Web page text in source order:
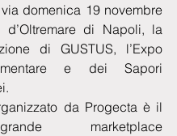
domenica 19 novembre
d’Oltremare di Napoli, la
di GUSTUS, l’Expo
e dei Sapori
da Progecta è il
marketplace